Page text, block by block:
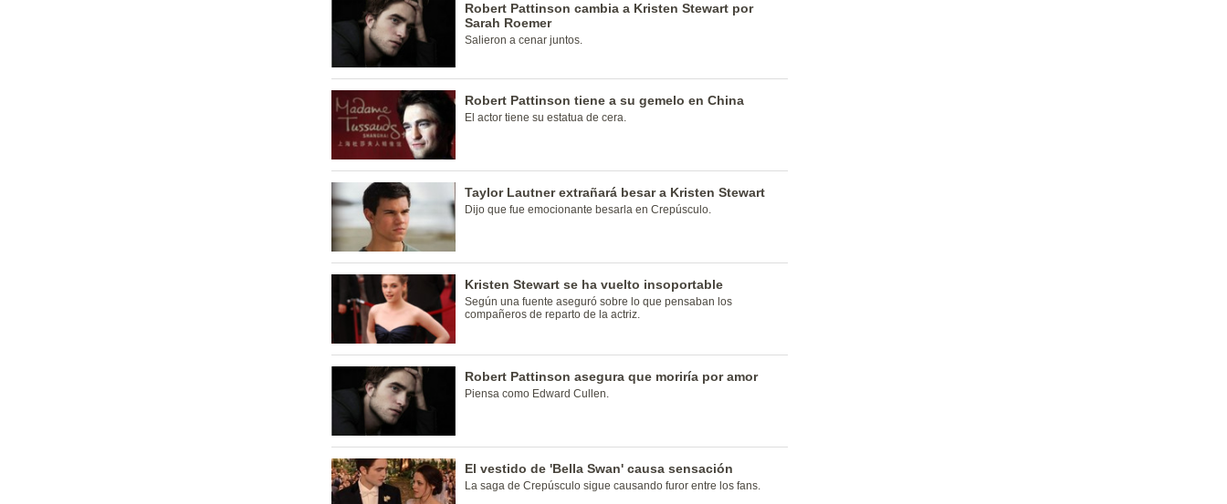
Robert Pattinson cambia a Kristen Stewart por
Sarah Roemer
Salieron a cenar juntos.
Robert Pattinson tiene a su gemelo en China
El actor tiene su estatua de cera.
Taylor Lautner extrañará besar a Kristen Stewart
Dijo que fue emocionante besarla en Crepúsculo.
Kristen Stewart se ha vuelto insoportable
Según una fuente aseguró sobre lo que pensaban los
compañeros de reparto de la actriz.
Robert Pattinson asegura que moriría por amor
Piensa como Edward Cullen.
El vestido de 'Bella Swan' causa sensación
La saga de Crepúsculo sigue causando furor entre los fans.